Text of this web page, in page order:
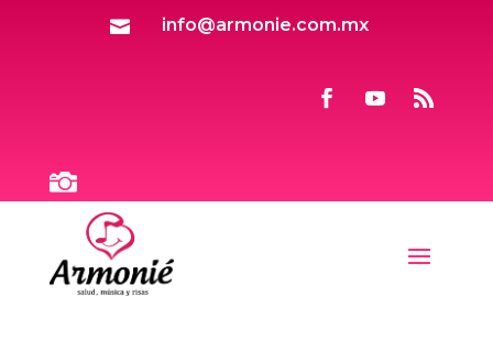
 info@armonie.com.mx
